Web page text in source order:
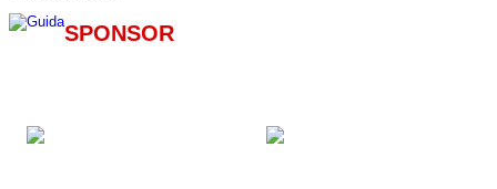
SPONSOR